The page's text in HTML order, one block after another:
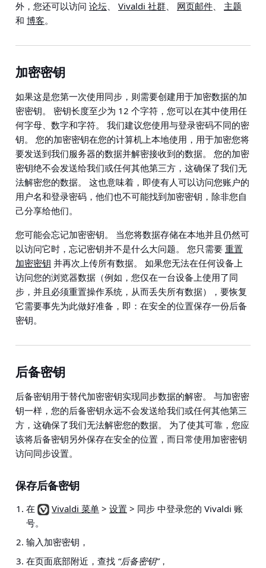
外，您还可以访问 论坛、 Vivaldi 社群、 网页邮件、 主题
和 博客。
加密密钥
如果这是您第一次使用同步，则需要创建用于加密数据的加
密密钥。 密钥长度至少为 12 个字符，您可以在其中使用任
何字母、数字和字符。 我们建议您使用与登录密码不同的密
钥。 您的加密密钥在您的计算机上本地使用，用于加密您将
要发送到我们服务器的数据并解密接收到的数据。 您的加密
密钥绝不会发送给我们或任何其他第三方，这确保了我们无
法解密您的数据。 这也意味着，即使有人可以访问您账户的
用户名和登录密码，他们也不可能找到加密密钥，除非您自
己分享给他们。
您可能会忘记加密密钥。 当您将数据存储在本地并且仍然可
以访问它时，忘记密钥并不是什么大问题。 您只需要 重置
加密密钥 并再次上传所有数据。 如果您无法在任何设备上
访问您的浏览器数据（例如，您仅在一台设备上使用了同
步，并且必须重置操作系统，从而丢失所有数据），要恢复
它需要事先为此做好准备，即：在安全的位置保存一份后备
密钥。
后备密钥
后备密钥用于替代加密密钥实现同步数据的解密。 与加密密
钥一样，您的后备密钥永远不会发送给我们或任何其他第三
方，这确保了我们无法解密您的数据。 为了使其可靠，您应
该将后备密钥另外保存在安全的位置，而日常使用加密密钥
访问同步设置。
保存后备密钥
在 Vivaldi 菜单 > 设置 > 同步 中登录您的 Vivaldi 账
号。
输入加密密钥，
在页面底部附近，查找 “后备密钥”，